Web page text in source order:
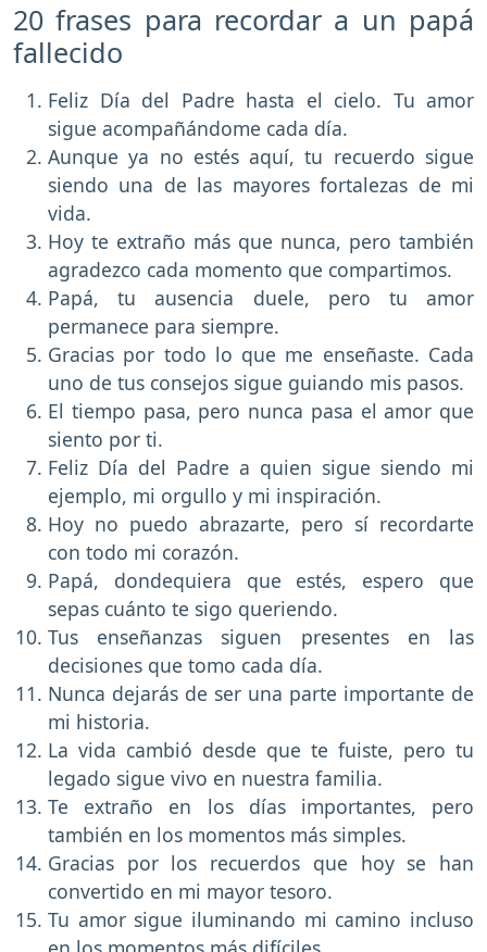
20 frases para recordar a un papá
fallecido
Feliz Día del Padre hasta el cielo. Tu amor
sigue acompañándome cada día.
Aunque ya no estés aquí, tu recuerdo sigue
siendo una de las mayores fortalezas de mi
vida.
Hoy te extraño más que nunca, pero también
agradezco cada momento que compartimos.
Papá, tu ausencia duele, pero tu amor
permanece para siempre.
Gracias por todo lo que me enseñaste. Cada
uno de tus consejos sigue guiando mis pasos.
El tiempo pasa, pero nunca pasa el amor que
siento por ti.
Feliz Día del Padre a quien sigue siendo mi
ejemplo, mi orgullo y mi inspiración.
Hoy no puedo abrazarte, pero sí recordarte
con todo mi corazón.
Papá, dondequiera que estés, espero que
sepas cuánto te sigo queriendo.
Tus enseñanzas siguen presentes en las
decisiones que tomo cada día.
Nunca dejarás de ser una parte importante de
mi historia.
La vida cambió desde que te fuiste, pero tu
legado sigue vivo en nuestra familia.
Te extraño en los días importantes, pero
también en los momentos más simples.
Gracias por los recuerdos que hoy se han
convertido en mi mayor tesoro.
Tu amor sigue iluminando mi camino incluso